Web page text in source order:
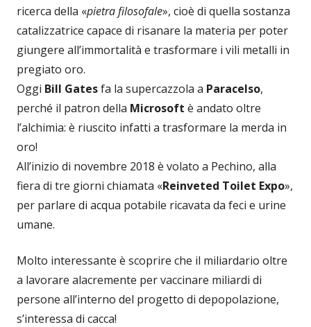
ricerca della «pietra filosofale», cioè di quella sostanza
catalizzatrice capace di risanare la materia per poter
giungere all’immortalità e trasformare i vili metalli in
pregiato oro.
Oggi Bill Gatesfa la supercazzola a Paracelso,
perché il patron della Microsoft è andato oltre
l’alchimia: è riuscito infatti a trasformare la merda in
oro!
All’inizio di novembre 2018 è volato a Pechino, alla
fiera di tre giorni chiamata «Reinveted Toilet Expo»,
per parlare di acqua potabile ricavata da feci e urine
umane.
Molto interessante è scoprire che il miliardario oltre
a lavorare alacremente per vaccinare miliardi di
persone all’interno del progetto di depopolazione,
s’interessa di cacca!